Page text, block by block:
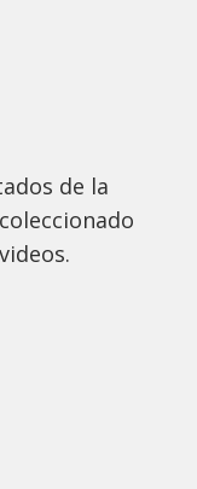
de la